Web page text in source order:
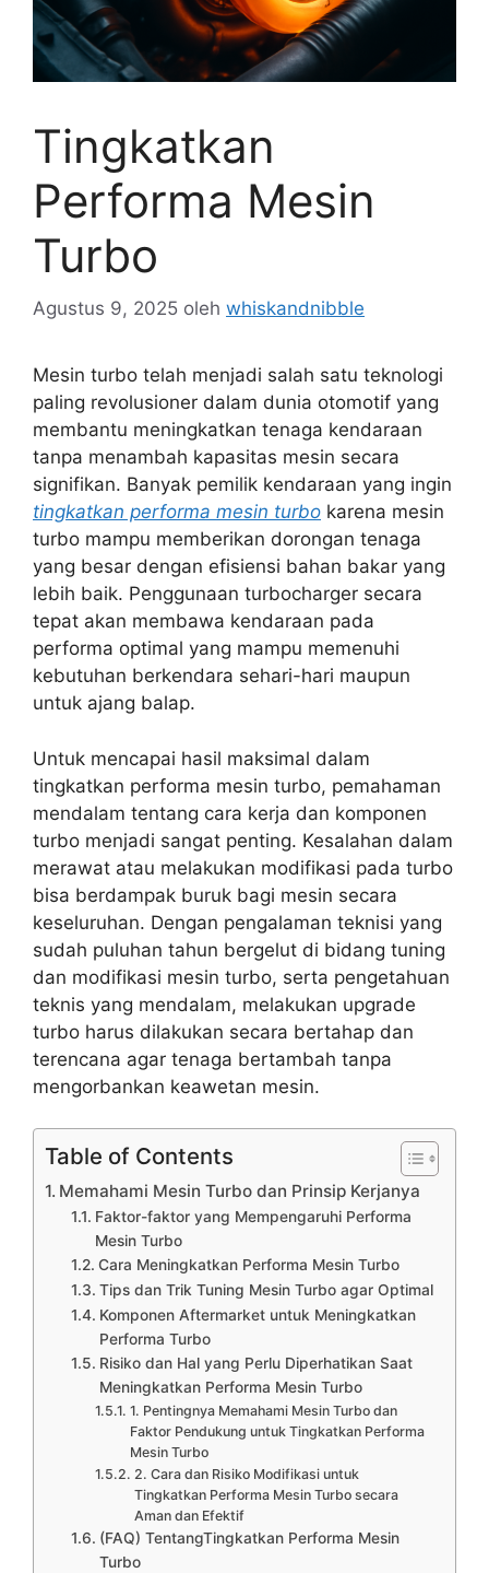
Tingkatkan
Performa Mesin
Turbo
Agustus 9, 2025 oleh whiskandnibble
Mesin turbo telah menjadi salah satu teknologi
paling revolusioner dalam dunia otomotif yang
membantu meningkatkan tenaga kendaraan
tanpa menambah kapasitas mesin secara
signifikan. Banyak pemilik kendaraan yang ingin
tingkatkan performa mesin turbo karena mesin
turbo mampu memberikan dorongan tenaga
yang besar dengan efisiensi bahan bakar yang
lebih baik. Penggunaan turbocharger secara
tepat akan membawa kendaraan pada
performa optimal yang mampu memenuhi
kebutuhan berkendara sehari-hari maupun
untuk ajang balap.
Untuk mencapai hasil maksimal dalam
tingkatkan performa mesin turbo, pemahaman
mendalam tentang cara kerja dan komponen
turbo menjadi sangat penting. Kesalahan dalam
merawat atau melakukan modifikasi pada turbo
bisa berdampak buruk bagi mesin secara
keseluruhan. Dengan pengalaman teknisi yang
sudah puluhan tahun bergelut di bidang tuning
dan modifikasi mesin turbo, serta pengetahuan
teknis yang mendalam, melakukan upgrade
turbo harus dilakukan secara bertahap dan
terencana agar tenaga bertambah tanpa
mengorbankan keawetan mesin.
Table of Contents
Memahami Mesin Turbo dan Prinsip Kerjanya
Faktor-faktor yang Mempengaruhi Performa
Mesin Turbo
Cara Meningkatkan Performa Mesin Turbo
Tips dan Trik Tuning Mesin Turbo agar Optimal
Komponen Aftermarket untuk Meningkatkan
Performa Turbo
Risiko dan Hal yang Perlu Diperhatikan Saat
Meningkatkan Performa Mesin Turbo
1. Pentingnya Memahami Mesin Turbo dan
Faktor Pendukung untuk Tingkatkan Performa
Mesin Turbo
2. Cara dan Risiko Modifikasi untuk
Tingkatkan Performa Mesin Turbo secara
Aman dan Efektif
(FAQ) TentangTingkatkan Performa Mesin
Turbo